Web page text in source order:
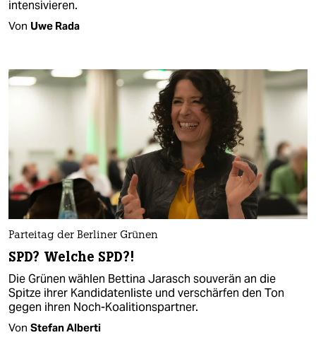
intensivieren.
Von Uwe Rada
Parteitag der Berliner Grünen
SPD? Welche SPD?!
Die Grünen wählen Bettina Jarasch souverän an die
Spitze ihrer Kandidatenliste und verschärfen den Ton
gegen ihren Noch-Koalitionspartner.
Von Stefan Alberti